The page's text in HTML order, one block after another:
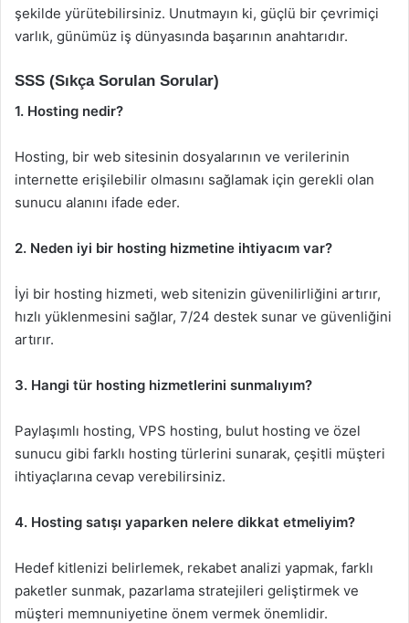
şekilde yürütebilirsiniz. Unutmayın ki, güçlü bir çevrimiçi
varlık, günümüz iş dünyasında başarının anahtarıdır.
SSS (Sıkça Sorulan Sorular)
1. Hosting nedir?
Hosting, bir web sitesinin dosyalarının ve verilerinin
internette erişilebilir olmasını sağlamak için gerekli olan
sunucu alanını ifade eder.
2. Neden iyi bir hosting hizmetine ihtiyacım var?
İyi bir hosting hizmeti, web sitenizin güvenilirliğini artırır,
hızlı yüklenmesini sağlar, 7/24 destek sunar ve güvenliğini
artırır.
3. Hangi tür hosting hizmetlerini sunmalıyım?
Paylaşımlı hosting, VPS hosting, bulut hosting ve özel
sunucu gibi farklı hosting türlerini sunarak, çeşitli müşteri
ihtiyaçlarına cevap verebilirsiniz.
4. Hosting satışı yaparken nelere dikkat etmeliyim?
Hedef kitlenizi belirlemek, rekabet analizi yapmak, farklı
paketler sunmak, pazarlama stratejileri geliştirmek ve
müşteri memnuniyetine önem vermek önemlidir.